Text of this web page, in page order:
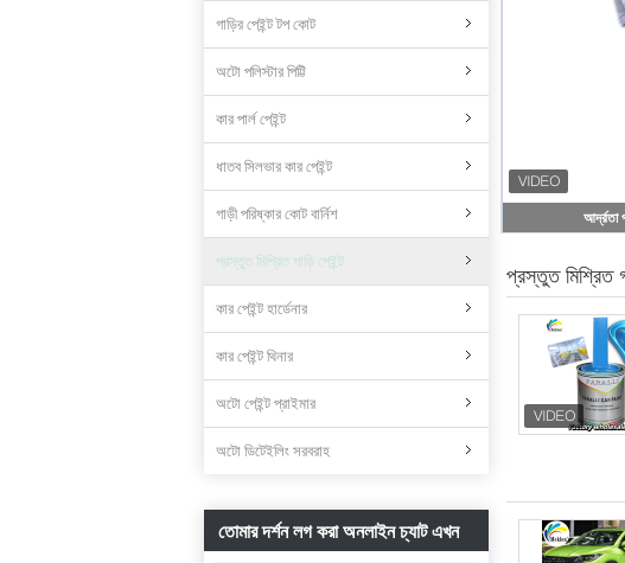
গাড়ির পেইন্ট টপ কোট
অটো পলিস্টার পিট্টি
কার পার্ল পেইন্ট
ধাতব সিলভার কার পেইন্ট
গাড়ী পরিষ্কার কোট বার্নিশ
প্রস্তুত মিশ্রিত গাড়ি পেইন্ট
কার পেইন্ট হার্ডেনার
কার পেইন্ট থিনার
অটো পেইন্ট প্রাইমার
অটো ডিটেইলিং সরবরাহ
তোমার দর্শন লগ করা অনলাইন চ্যাট এখন
আর্দ্রতা
প্রস্তুত মিশ্রিত